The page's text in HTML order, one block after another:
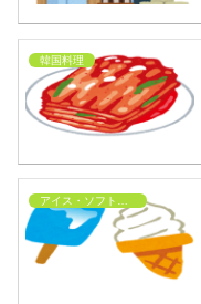
韓国料理